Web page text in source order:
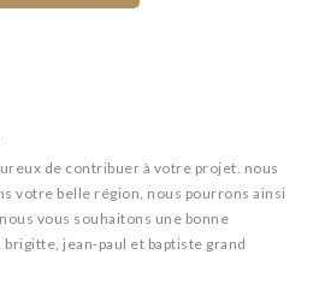
de contribuer à votre projet. nous
votre belle région, nous pourrons ainsi
vous souhaitons une bonne
jean-paul et baptiste grand